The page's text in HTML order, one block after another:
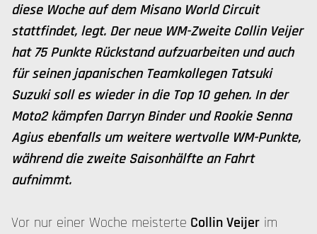
diese Woche auf dem Misano World Circuit
stattfindet, legt. Der neue WM-Zweite Collin Veijer
hat 75 Punkte Rückstand aufzuarbeiten und auch
für seinen japanischen Teamkollegen Tatsuki
Suzuki soll es wieder in die Top 10 gehen. In der
Moto2 kämpfen Darryn Binder und Rookie Senna
Agius ebenfalls um weitere wertvolle WM-Punkte,
während die zweite Saisonhälfte an Fahrt
aufnimmt.
Vor nur einer Woche meisterte Collin Veijer im